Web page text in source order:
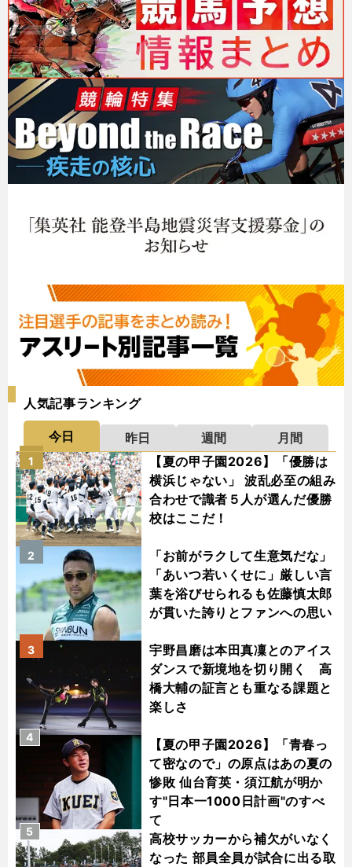
人気記事ランキング
今日 昨日 週間
月間
【夏の甲子園2026】「優勝は
横浜じゃない」 波乱必至の組み
合わせで識者５人が選んだ優勝
校はここだ！
1
「お前がラクして生意気だな」
「あいつ若いくせに」厳しい言
葉を浴びせられるも佐藤慎太郎
が貫いた誇りとファンへの思い
2
宇野昌磨は本田真凜とのアイス
ダンスで新境地を切り開く 高
橋大輔の証言とも重なる課題と
楽しさ
3
【夏の甲子園2026】「青春っ
て密なので」の原点はあの夏の
惨敗 仙台育英・須江航が明か
す"日本一1000日計画"のすべ
て
4
高校サッカーから補欠がいなく
なった 部員全員が試合に出る取
5